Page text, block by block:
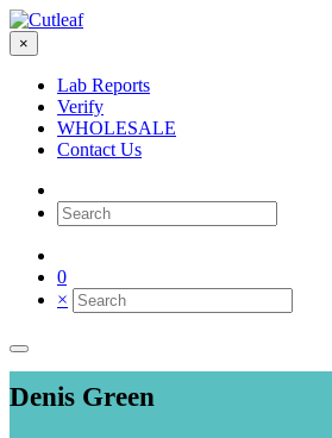
×
Lab Reports
Verify
WHOLESALE
Contact Us
0
×
Denis Green